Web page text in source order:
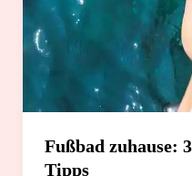
Fußbad zuhause:
Tipps